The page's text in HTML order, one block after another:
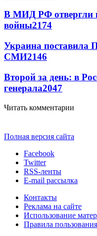
В МИД РФ отвергли
войны2174
Украина поставила
СМИ2146
Второй за день: в
генерала2047
Читать комментарии
Полная версия сайта
Facebook
Twitter
RSS-ленты
E-mail рассылка
Контакты
Реклама на сайте
Использование
Правила